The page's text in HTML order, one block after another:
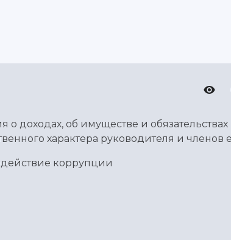
о доходах, об имуществе и обязательствах
характера руководителя и членов
коррупции